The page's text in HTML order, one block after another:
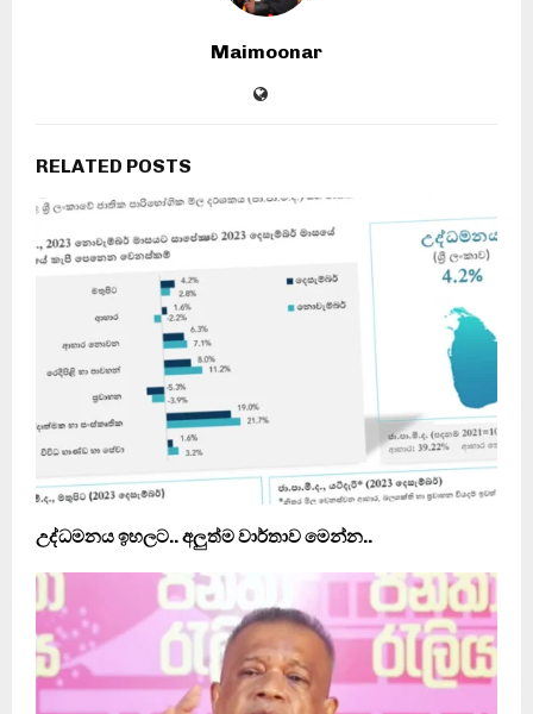
Maimoonar
RELATED POSTS
උද්ධමනය ඉහලට.. අලුත්ම වාර්තාව මෙන්න..